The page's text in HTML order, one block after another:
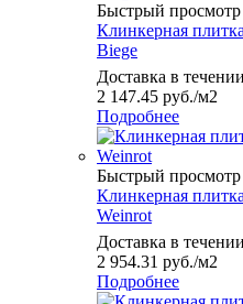
Быстрый просмотр
Клинкерная
Biege
Доставка в
2 147.45 руб./м2
Подробнее
Быстрый просмотр
Клинкерная
Weinrot
Доставка в
2 954.31 руб./м2
Подробнее